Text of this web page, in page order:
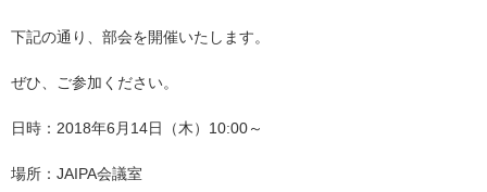
下記の通り、部会を開催いたします。
ぜひ、ご参加ください。
日時：2018年6月14日（木）10:00～
場所：JAIPA会議室